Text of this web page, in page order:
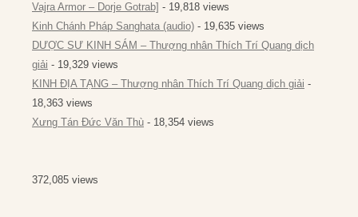
Vajra Armor – Dorje Gotrab] - 19,818 views
Kinh Chánh Pháp Sanghata (audio) - 19,635 views
DƯỢC SƯ KINH SÁM – Thượng nhân Thích Trí Quang dịch
giải - 19,329 views
KINH ĐỊA TẠNG – Thượng nhân Thích Trí Quang dịch giải -
18,363 views
Xưng Tán Đức Văn Thù - 18,354 views
372,085 views